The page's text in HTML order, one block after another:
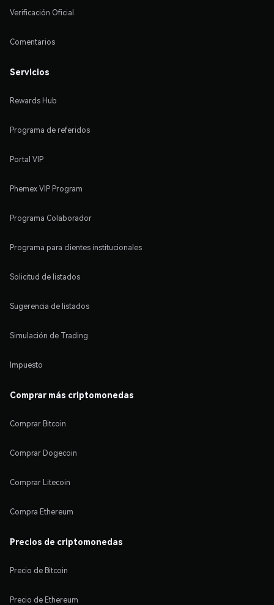
Verificación Oficial
Comentarios
Servicios
Rewards Hub
Programa de referidos
Portal VIP
Phemex VIP Program
Programa Colaborador
Programa para clientes institucionales
Solicitud de listados
Sugerencia de listados
Simulación de Trading
Impuesto
Comprar más criptomonedas
Comprar Bitcoin
Comprar Dogecoin
Comprar Litecoin
Compra Ethereum
Precios de criptomonedas
Precio de Bitcoin
Precio de Ethereum